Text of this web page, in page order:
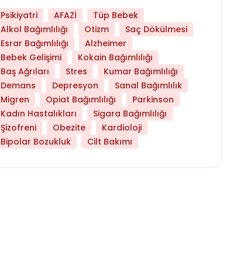
Psikiyatri AFAZİ
Tüp Bebek
Alkol Bağımlılığı
Otizm
Saç Dökülmesi
Esrar Bağımlılığı
Alzheimer
Bebek Gelişimi
Kokain Bağımlılığı
Baş Ağrıları
Stres
Kumar Bağımlılığı
Demans
Depresyon
Sanal Bağımlılık
Migren
Opiat Bağımlılığı
Parkinson
Kadın Hastalıkları
Sigara Bağımlılığı
Şizofreni
Obezite
Kardioloji
Bipolar Bozukluk
Cilt Bakımı